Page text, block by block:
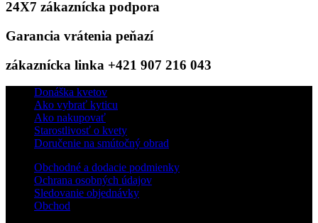
24X7 zákaznícka podpora
Garancia vrátenia peňazí
zákaznícka linka +421 907 216 043
Donáška kvetov
Ako vybrať kyticu
Ako nakupovať
Starostlivosť o kvety
Doručenie na smútočný obrad
Obchodné a dodacie podmienky
Ochrana osobných údajov
Sledovanie objednávky
Obchod